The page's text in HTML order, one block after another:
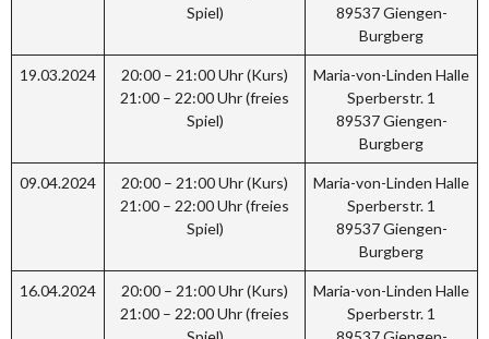
Spiel)
89537 Giengen-
Burgberg
19.03.2024
20:00 – 21:00 Uhr (Kurs)
21:00 – 22:00 Uhr (freies
Spiel)
Maria-von-Linden Halle
Sperberstr. 1
89537 Giengen-
Burgberg
09.04.2024
20:00 – 21:00 Uhr (Kurs)
21:00 – 22:00 Uhr (freies
Spiel)
Maria-von-Linden Halle
Sperberstr. 1
89537 Giengen-
Burgberg
16.04.2024
20:00 – 21:00 Uhr (Kurs)
21:00 – 22:00 Uhr (freies
Maria-von-Linden Halle
Sperberstr. 1